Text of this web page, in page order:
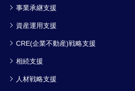
事業承継支援
資産運用支援
CRE(企業不動産)戦略支援
相続支援
人材戦略支援